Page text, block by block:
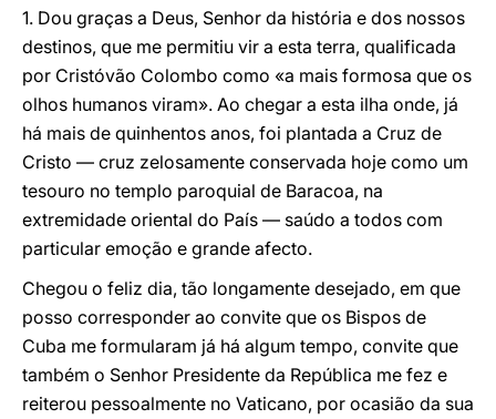
1. Dou graças a Deus, Senhor da história e dos nossos
destinos, que me permitiu vir a esta terra, qualificada
por Cristóvão Colombo como «a mais formosa que os
olhos humanos viram». Ao chegar a esta ilha onde, já
há mais de quinhentos anos, foi plantada a Cruz de
Cristo — cruz zelosamente conservada hoje como um
tesouro no templo paroquial de Baracoa, na
extremidade oriental do País — saúdo a todos com
particular emoção e grande afecto.
Chegou o feliz dia, tão longamente desejado, em que
posso corresponder ao convite que os Bispos de
Cuba me formularam já há algum tempo, convite que
também o Senhor Presidente da República me fez e
reiterou pessoalmente no Vaticano, por ocasião da sua